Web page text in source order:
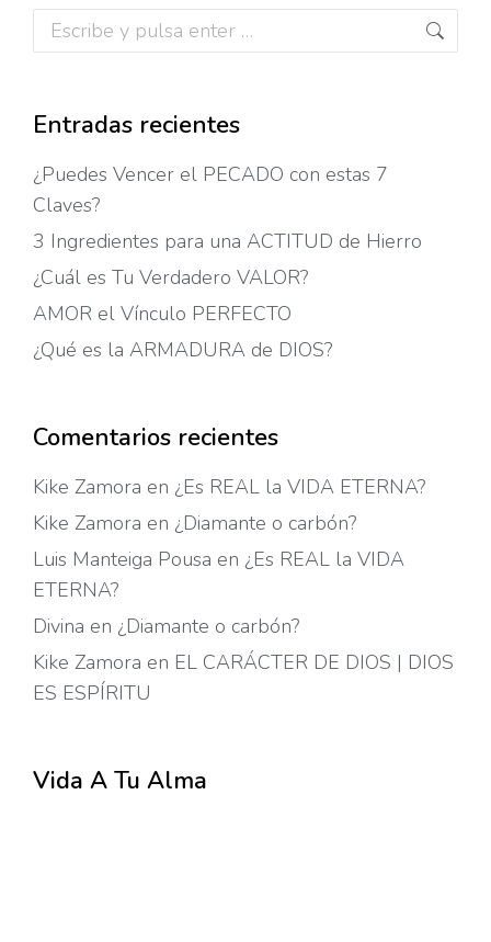
Buscar:
Entradas recientes
¿Puedes Vencer el PECADO con estas 7
Claves?
3 Ingredientes para una ACTITUD de Hierro
¿Cuál es Tu Verdadero VALOR?
AMOR el Vínculo PERFECTO
¿Qué es la ARMADURA de DIOS?
Comentarios recientes
Kike Zamora en ¿Es REAL la VIDA ETERNA?
Kike Zamora en ¿Diamante o carbón?
Luis Manteiga Pousa en ¿Es REAL la VIDA
ETERNA?
Divina en ¿Diamante o carbón?
Kike Zamora en EL CARÁCTER DE DIOS | DIOS
ES ESPÍRITU
Vida A Tu Alma